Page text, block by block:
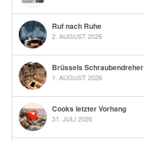
Ruf nach Ruhe
2. AUGUST 2026
Brüssels Schraubendreher
1. AUGUST 2026
Cooks letzter Vorhang
31. JULI 2026